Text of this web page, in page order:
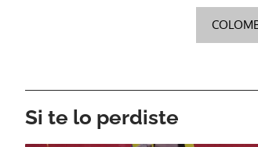
Si te lo perdiste